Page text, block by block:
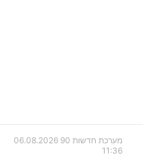
מערכת חדשות 90
06.08.2026
11:36